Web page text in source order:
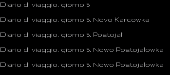
Diario di viaggio, giorno 5
Diario di viaggio, giorno 5, Novo Karcowka
Diario di viaggio, giorno 5, Postojali
Diario di viaggio, giorno 5, Nowo Postojalowka
Diario di viaggio, giorno 5, Nowo Postojalowka